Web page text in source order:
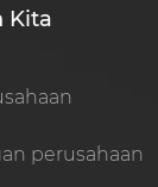
Kita
perusahaan